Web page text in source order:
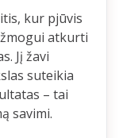
kur pjūvis
atkurti
Jį žavi
suteikia
– tai
savimi.